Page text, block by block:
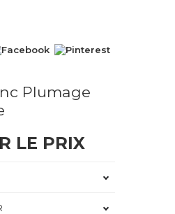
Plumage
LE PRIX